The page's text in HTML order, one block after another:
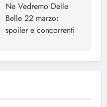
Ne Vedremo Delle
Belle 22 marzo:
spoiler e concorrenti